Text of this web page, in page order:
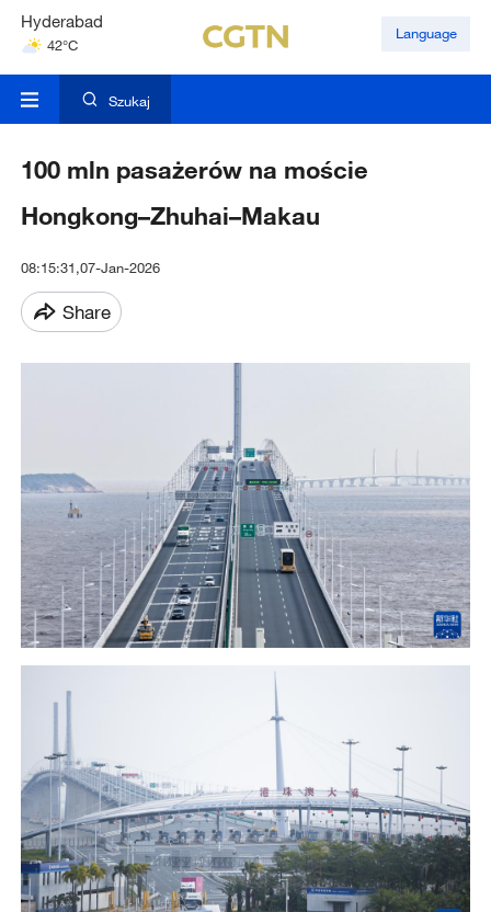
Hyderabad
42°C
Mumbai
Language
Szukaj
100 mln pasażerów na moście
Hongkong–Zhuhai–Makau
08:15:31,07-Jan-2026
Share